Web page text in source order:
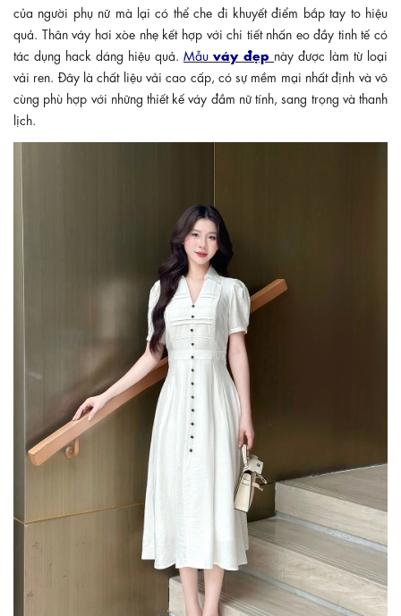
của người phụ nữ mà lại có thể che đi khuyết điểm bắp tay to hiệu
quả. Thân váy hơi xòe nhẹ kết hợp với chi tiết nhấn eo đầy tinh tế có
tác dụng hack dáng hiệu quả. Mẫu váy đẹp này được làm từ loại
vải ren. Đây là chất liệu vải cao cấp, có sự mềm mại nhất định và vô
cùng phù hợp với những thiết kế váy đầm nữ tính, sang trọng và thanh
lịch.